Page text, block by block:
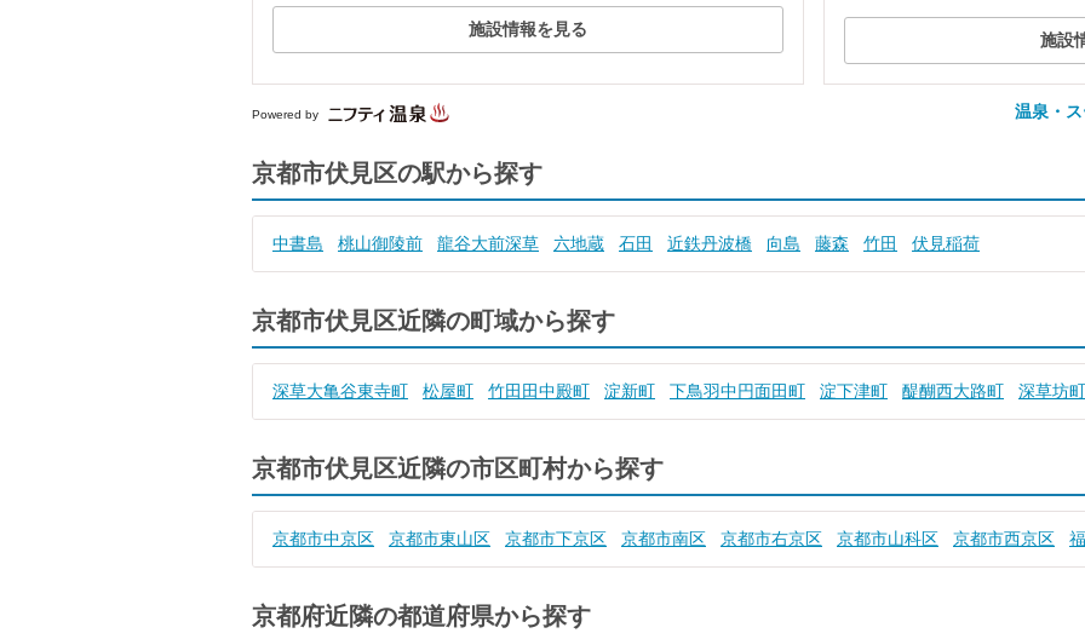
施設情報を見る
施設
Powered by 温泉・
京都市伏見区の駅から探す
中書島 桃山御陵前 龍谷大前深草 六地蔵 石田 近鉄丹波橋 向島 藤森 竹田 伏見稲荷
京都市伏見区近隣の町域から探す
深草大亀谷東寺町 松屋町 竹田田中殿町 淀新町 下鳥羽中円面田町 淀下津町 醍醐西大路町 深草坊町
京都市伏見区近隣の市区町村から探す
京都市中京区 京都市東山区 京都市下京区 京都市南区 京都市右京区 京都市山科区 京都市西京区
京都府近隣の都道府県から探す